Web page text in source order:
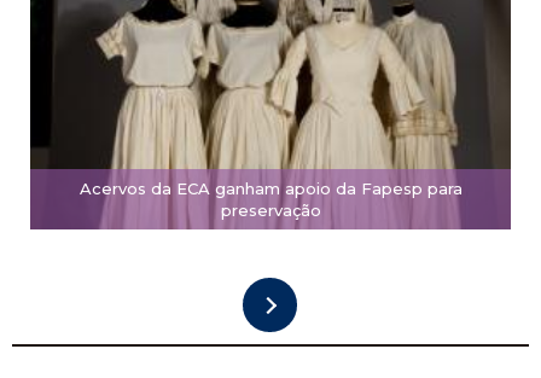
Acervos da ECA ganham apoio da Fapesp para
preservação